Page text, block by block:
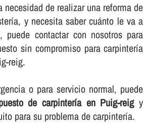
necesidad de realizar una reforma de
y necesita saber cuánto le va a
puede contactar con nosotros para
sin compromiso para carpinterí­a
reig.
o para servicio normal, puede
de carpinterí­a en Puig-reigy
para su problema de carpinterí­a.